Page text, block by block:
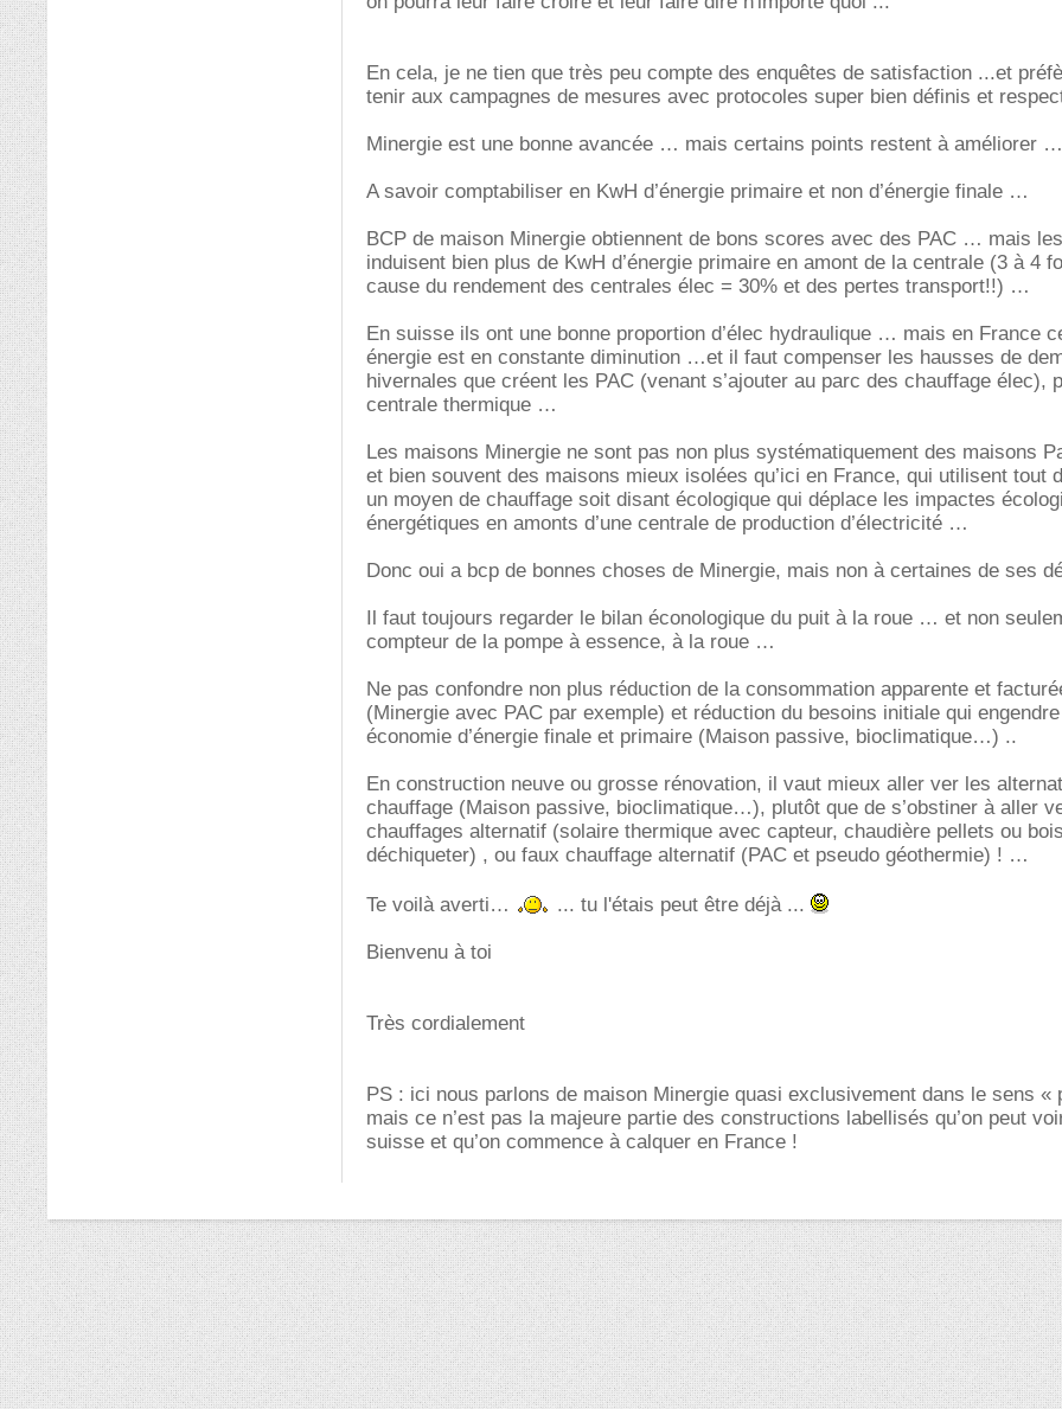
En cela, je ne tien que très peu compte des enquêtes de satisfaction ...et
tenir aux campagnes de mesures avec protocoles super bien définis et
Minergie est une bonne avancée … mais certains points restent à améliorer
A savoir comptabiliser en KwH d’énergie primaire et non d’énergie finale
BCP de maison Minergie obtiennent de bons scores avec des PAC … mais
induisent bien plus de KwH d’énergie primaire en amont de la centrale (3 à 4
cause du rendement des centrales élec = 30% et des pertes transport!!)
En suisse ils ont une bonne proportion d’élec hydraulique … mais en France
énergie est en constante diminution …et il faut compenser les hausses de
hivernales que créent les PAC (venant s’ajouter au parc des chauffage élec),
centrale thermique
Les maisons Minergie ne sont pas non plus systématiquement des
et bien souvent des maisons mieux isolées qu’ici en France, qui utilisent tout
un moyen de chauffage soit disant écologique qui déplace les impactes
énergétiques en amonts d’une centrale de production d’électricité
Donc oui a bcp de bonnes choses de Minergie, mais non à certaines de ses
Il faut toujours regarder le bilan éconologique du puit à la roue … et non
compteur de la pompe à essence, à la roue
Ne pas confondre non plus réduction de la consommation apparente et
(Minergie avec PAC par exemple) et réduction du besoins initiale qui
économie d’énergie finale et primaire (Maison passive, bioclimatique…) ..
En construction neuve ou grosse rénovation, il vaut mieux aller ver les
chauffage (Maison passive, bioclimatique…), plutôt que de s’obstiner à aller
chauffages alternatif (solaire thermique avec capteur, chaudière pellets ou
déchiqueter) , ou faux chauffage alternatif (PAC et pseudo géothermie) !
Te voilà averti ... tu l'étais peut être déjà ...
Bienvenu à toi
Très cordialement
PS : ici nous parlons de maison Minergie quasi exclusivement dans le sens «
mais ce n’est pas la majeure partie des constructions labellisés qu’on peut
suisse et qu’on commence à calquer en France !